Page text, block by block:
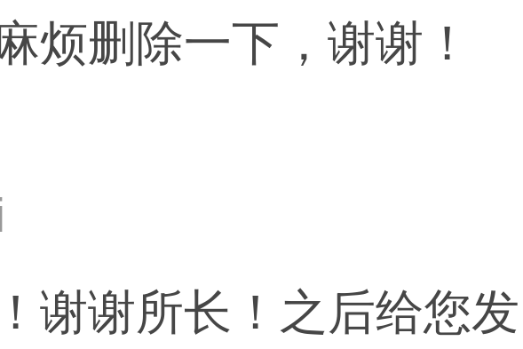
烦删除一下，谢谢！
谢谢所长！之后给您发